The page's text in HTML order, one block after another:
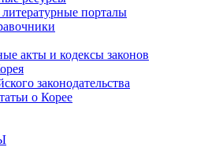
порталы
акты и кодексы законов
законодательства
о Корее